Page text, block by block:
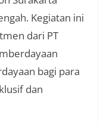
Kegiatan ini
dari PT
bagi para
dan